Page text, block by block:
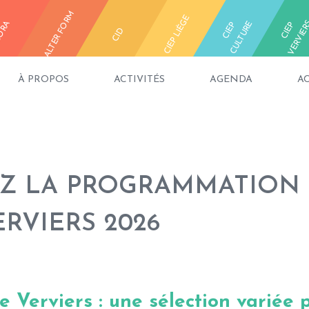
ALTER FORM CID CIEP LIÈGE C
I
E
P
C
U
L
T
U
RE C
I
E
P
V
E
R
V
I
E
RS
À PROPOS ACTIVITÉS AGENDA
LA
2026
Verviers : une sélection variée